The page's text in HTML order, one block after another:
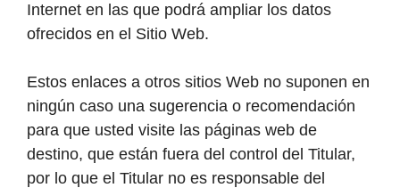
Internet en las que podrá ampliar los datos
ofrecidos en el Sitio Web.
Estos enlaces a otros sitios Web no suponen en
ningún caso una sugerencia o recomendación
para que usted visite las páginas web de
destino, que están fuera del control del Titular,
por lo que el Titular no es responsable del